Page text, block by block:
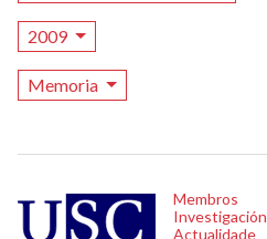
2009
Memoria
Membros
Investigación
Actualidade